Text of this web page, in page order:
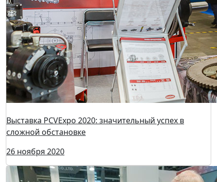
22 ноября 2021
ПРЕСС-РЕЛИЗ Москва, 21 октября 2021
22 октября 2021